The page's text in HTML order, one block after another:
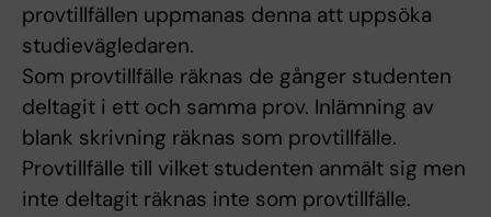
provtillfällen uppmanas denna att uppsöka
studievägledaren.
Som provtillfälle räknas de gånger studenten
deltagit i ett och samma prov. Inlämning av
blank skrivning räknas som provtillfälle.
Provtillfälle till vilket studenten anmält sig men
inte deltagit räknas inte som provtillfälle.